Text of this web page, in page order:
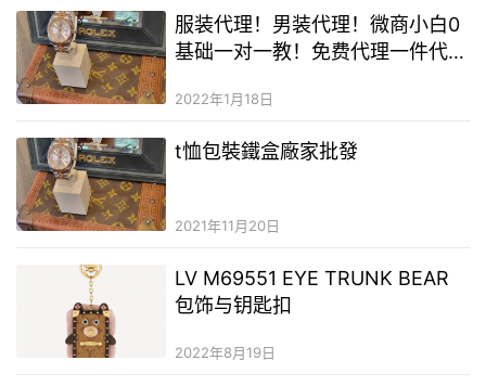
服装代理！男装代理！微商小白0
基础一对一教！免费代理一件代
2022年1月18日
t恤包裝鐵盒廠家批發
2021年11月20日
LV M69551 EYE TRUNK BEAR
包饰与钥匙扣
2022年8月19日